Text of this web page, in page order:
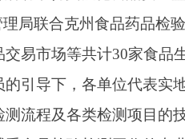
测工作的专业性与严肃性，深
内部报告奖励制度展开专项培
隐患的排查范围、判定要点与